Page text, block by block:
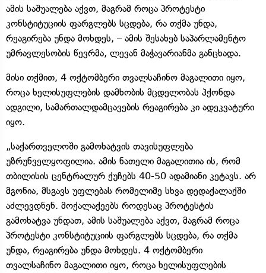
ამის საშუალება აქვთ, მაგრამ როცა პროტესტი
კონსტიტუციის ფარგლებს სცდება, რა თქმა უნდა,
რეაგირება უნდა მოხდეს, – ამის შესახებ საპარლამენტო
უმრავლესობის წევრმა, ლევან მაჭავარიანმა განცხადა.
მისი თქმით, 4 ოქტომბერი თვალსაჩინო მაგალითი იყო,
როცა ხელისუფლების დამხობის მცდელობას ჰქონდა
ადგილი, სამართალდამცავების რეაგირება კი ადეკვატური
იყო.
„საქართველოში გამოხატვის თავისუფლება
უზრუნველყოფილია. ამის ნათელი მაგალითია ის, რომ
თბილისის ცენტრალურ ქუჩებს 40-50 ადამიანი კეტავს. არ
მგონია, მსგავს უფლებას რომელიმე სხვა დედაქალაქში
აძლევდნენ. მოქალაქეებს როდესაც პროტესტის
გამოხატვა უნდათ, ამის საშუალება აქვთ, მაგრამ როცა
პროტესტი კონსტიტუციის ფარგლებს სცდება, რა თქმა
უნდა, რეაგირება უნდა მოხდეს. 4 ოქტომბერი
თვალსაჩინო მაგალითი იყო, როცა ხელისუფლების